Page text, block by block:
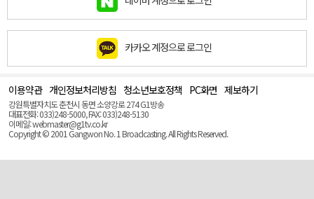
카카오 계정으로 로그인
이용약관 개인정보처리방침 청소년보호정책 PC화면 제보하기
강원특별자치도 춘천시 동면 소양강로 274 G1방송
대표전화: 033)248-5000, FAX: 033)248-5130
이메일: webmaster@g1tv.co.kr
Copyright © 2001 Gangwon No. 1 Broadcasting. All Rights Reserved.